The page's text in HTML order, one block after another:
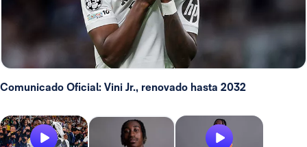
Comunicado Oficial: Vini Jr., renovado hasta 2032